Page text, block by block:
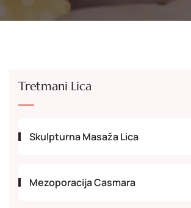
Tretmani Lica
Skulpturna Masaža Lica
Mezoporacija Casmara